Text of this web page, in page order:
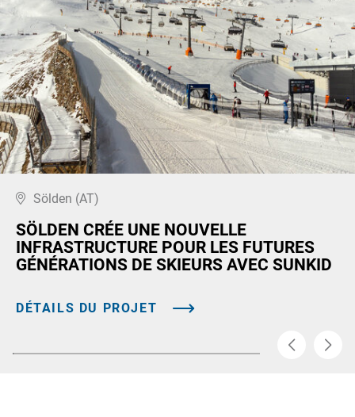
Sölden (AT)
SÖLDEN CRÉE UNE NOUVELLE
INFRASTRUCTURE POUR LES FUTURES
GÉNÉRATIONS DE SKIEURS AVEC SUNKID
DÉTAILS DU PROJET